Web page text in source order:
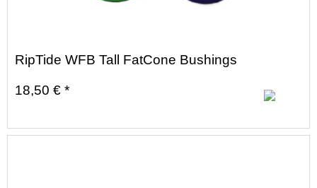
RipTide WFB Tall FatCone Bushings
18,50 € *